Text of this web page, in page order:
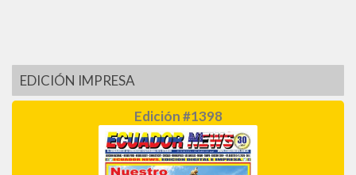
EDICIÓN IMPRESA
Edición #1398